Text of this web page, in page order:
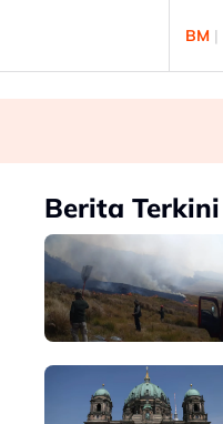
BM |
Berita Terkini